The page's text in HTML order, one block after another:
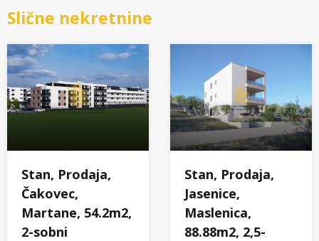
Slične nekretnine
Stan, Prodaja,
Čakovec,
Martane, 54.2m2,
2-sobni
Stan, Prodaja,
Jasenice,
Maslenica,
88.88m2, 2,5-